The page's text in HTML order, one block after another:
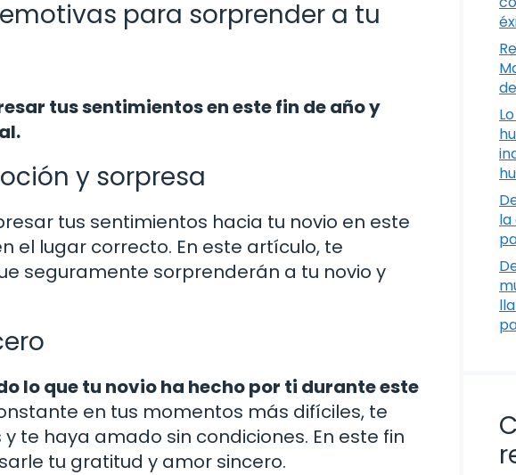
para sorprender a tu
tus sentimientos en este fin de año y
y sorpresa
tus sentimientos hacia tu novio en este
el lugar correcto. En este artículo, te
seguramente sorprenderán a tu novio y
lo que tu novio ha hecho por ti durante este
en tus momentos más difíciles, te
te haya amado sin condiciones. En este fin
tu gratitud y amor sincero.
la